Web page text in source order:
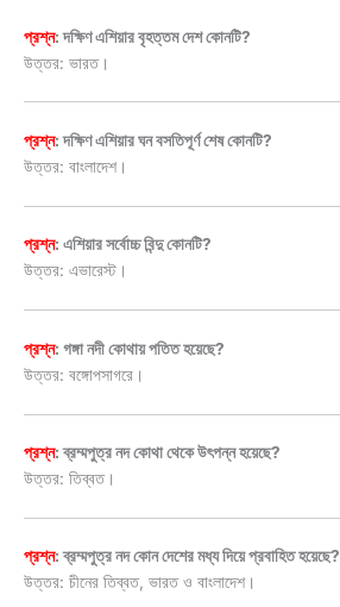
প্রশ্ন: দক্ষিণ এশিয়ার বৃহত্তম দেশ কোনটি?
উত্তর: ভারত।
প্রশ্ন: দক্ষিণ এশিয়ার ঘন বসতিপূর্ণ শেষ কোনটি?
উত্তর: বাংলাদেশ।
প্রশ্ন: এশিয়ার সর্বোচ্চ বিন্দু কোনটি?
উত্তর: এভারেস্ট।
প্রশ্ন: গঙ্গা নদী কোথায় পতিত হয়েছে?
উত্তর: বঙ্গোপসাগরে।
প্রশ্ন: ব্রম্মপুত্র নদ কোথা থেকে উৎপন্ন হয়েছে?
উত্তর: তিব্বত।
প্রশ্ন: ব্রম্মপুত্র নদ কোন দেশের মধ্য দিয়ে প্রবাহিত হয়েছে?
উত্তর: চীনের তিব্বত, ভারত ও বাংলাদেশ।